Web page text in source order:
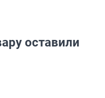
оставили